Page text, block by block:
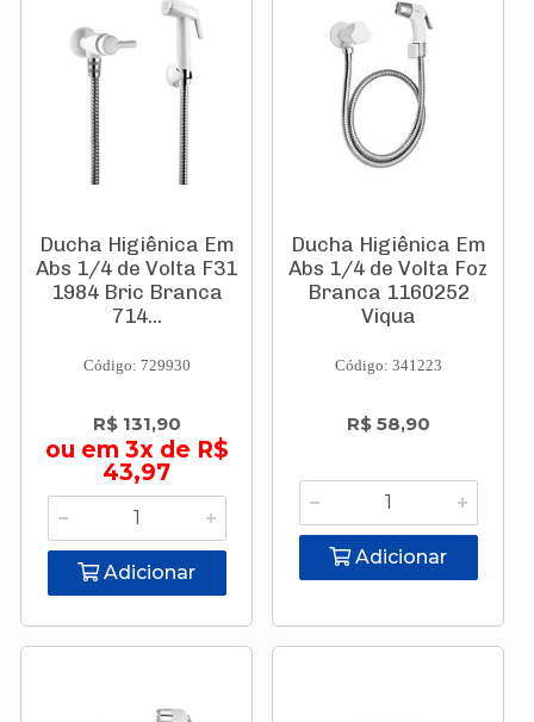
Ducha Higiênica Em
Abs 1/4 de Volta F31
1984 Bric Branca
714...
Código: 729930
R$ 131,90
ou em 3x de R$
43,97
Adicionar
Ducha Higiênica Em
Abs 1/4 de Volta Foz
Branca 1160252
Viqua
Código: 341223
R$ 58,90
Adicionar